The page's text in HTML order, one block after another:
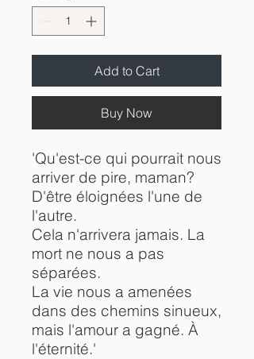
Add to Cart
Buy Now
'Qu'est-ce qui pourrait nous
arriver de pire, maman?
D'être éloignées l'une de
l'autre.
Cela n'arrivera jamais. La
mort ne nous a pas
séparées.
La vie nous a amenées
dans des chemins sinueux,
mais l'amour a gagné. À
l'éternité.'